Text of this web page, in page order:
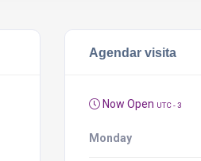
Agendar visita
Now Open UTC - 3
Monday